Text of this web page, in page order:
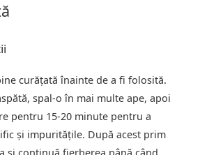
curățată înainte de a fi folosită.
spal-o în mai multe ape, apoi
pentru 15-20 minute pentru a
și impuritățile. După acest prim